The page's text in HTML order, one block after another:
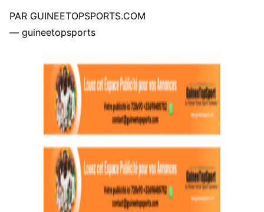
PAR GUINEETOPSPORTS.COM
— guineetopsports